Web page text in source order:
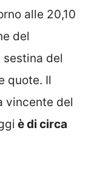
alle 20,10
del
sestina del
quote. Il
vincente del
è di circa